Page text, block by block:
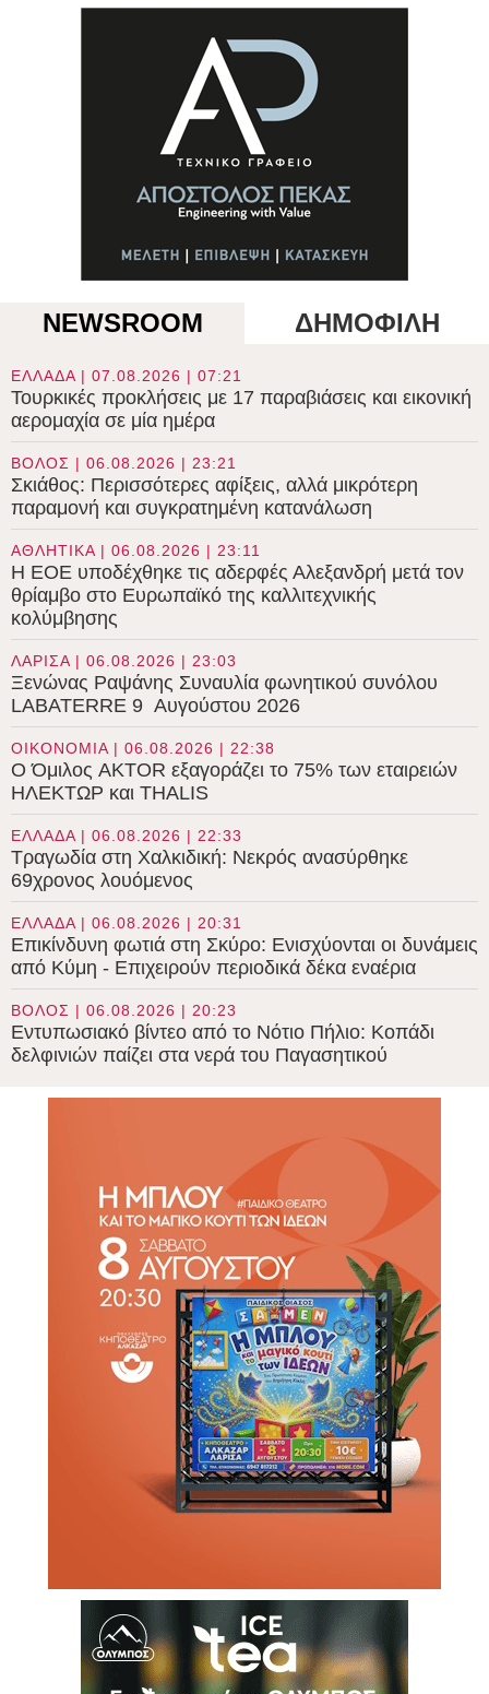
NEWSROOM ΔΗΜΟΦΙΛΗ
ΕΛΛΑΔΑ | 07.08.2026 | 07:21
Τουρκικές προκλήσεις με 17 παραβιάσεις και εικονική
αερομαχία σε μία ημέρα
ΒΟΛΟΣ | 06.08.2026 | 23:21
Σκιάθος: Περισσότερες αφίξεις, αλλά μικρότερη
παραμονή και συγκρατημένη κατανάλωση
ΑΘΛΗΤΙΚΑ | 06.08.2026 | 23:11
Η ΕΟΕ υποδέχθηκε τις αδερφές Αλεξανδρή μετά τον
θρίαμβο στο Ευρωπαϊκό της καλλιτεχνικής
κολύμβησης
ΛΑΡΙΣΑ | 06.08.2026 | 23:03
Ξενώνας Ραψάνης Συναυλία φωνητικού συνόλου
LABATERRE 9 Αυγούστου 2026
ΟΙΚΟΝΟΜΙΑ | 06.08.2026 | 22:38
Ο Όμιλος AKTOR εξαγοράζει το 75% των εταιρειών
ΗΛΕΚΤΩΡ και THALIS
ΕΛΛΑΔΑ | 06.08.2026 | 22:33
Τραγωδία στη Χαλκιδική: Νεκρός ανασύρθηκε
69χρονος λουόμενος
ΕΛΛΑΔΑ | 06.08.2026 | 20:31
Επικίνδυνη φωτιά στη Σκύρο: Ενισχύονται οι δυνάμεις
από Κύμη - Επιχειρούν περιοδικά δέκα εναέρια
ΒΟΛΟΣ | 06.08.2026 | 20:23
Εντυπωσιακό βίντεο από το Νότιο Πήλιο: Κοπάδι
δελφινιών παίζει στα νερά του Παγασητικού